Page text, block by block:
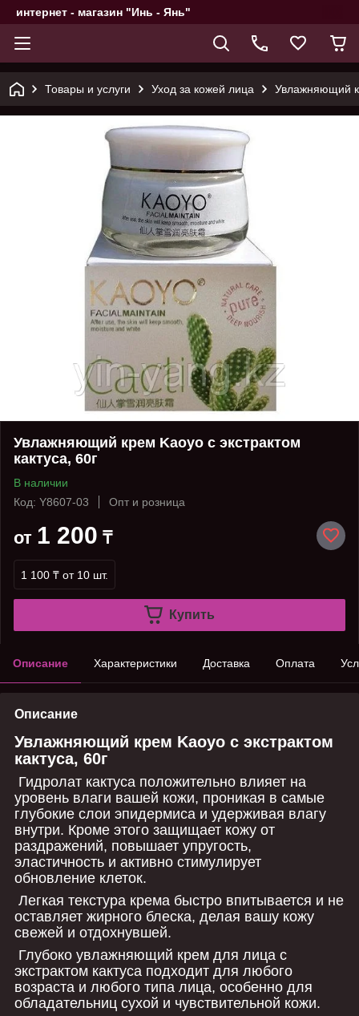
интернет - магазин "Инь - Янь"
Товары и услуги Уход за кожей лица Увлажняющий
Увлажняющий крем Kaoyo с экстрактом
кактуса, 60г
В наличии
Код: Y8607-03
Опт и розница
от 1 200 ₸
1 100 ₸ от 10 шт.
Купить
Описание Характеристики Доставка Оплата
Описание
Увлажняющий крем Kaoyo с экстрактом
кактуса, 60г
Гидролат кактуса положительно влияет на
уровень влаги вашей кожи, проникая в самые
глубокие слои эпидермиса и удерживая влагу
внутри. Кроме этого защищает кожу от
раздражений, повышает упругость,
эластичность и активно стимулирует
обновление клеток.
Легкая текстура крема быстро впитывается и не
оставляет жирного блеска, делая вашу кожу
свежей и отдохнувшей.
Глубоко увлажняющий крем для лица с
экстрактом кактуса подходит для любого
возраста и любого типа лица, особенно для
обладательниц сухой и чувствительной кожи.